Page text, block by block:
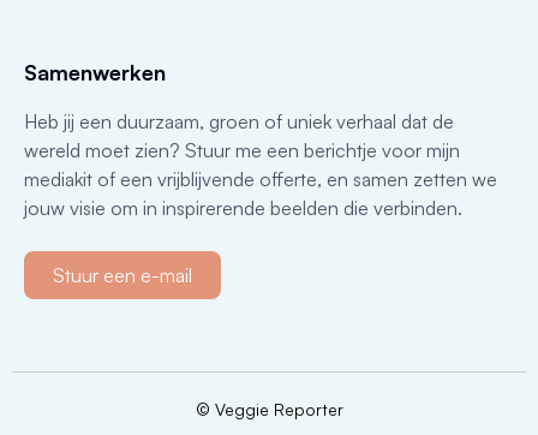
Samenwerken
Heb jij een duurzaam, groen of uniek verhaal dat de
wereld moet zien? Stuur me een berichtje voor mijn
mediakit of een vrijblijvende offerte, en samen zetten we
jouw visie om in inspirerende beelden die verbinden.
Stuur een e-mail
© Veggie Reporter